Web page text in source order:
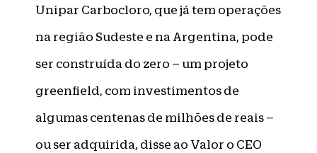
Unipar Carbocloro, que já tem operações
na região Sudeste e na Argentina, pode
ser construída do zero – um projeto
greenfield, com investimentos de
algumas centenas de milhões de reais –
ou ser adquirida, disse ao Valor o CEO